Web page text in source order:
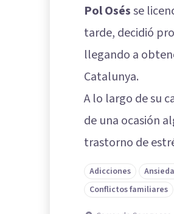
Pol Osésse
tarde, decidió
llegando a
Catalunya.
A lo largo de su
de una ocasión
trastorno de
Adicciones
Conflictos familiares